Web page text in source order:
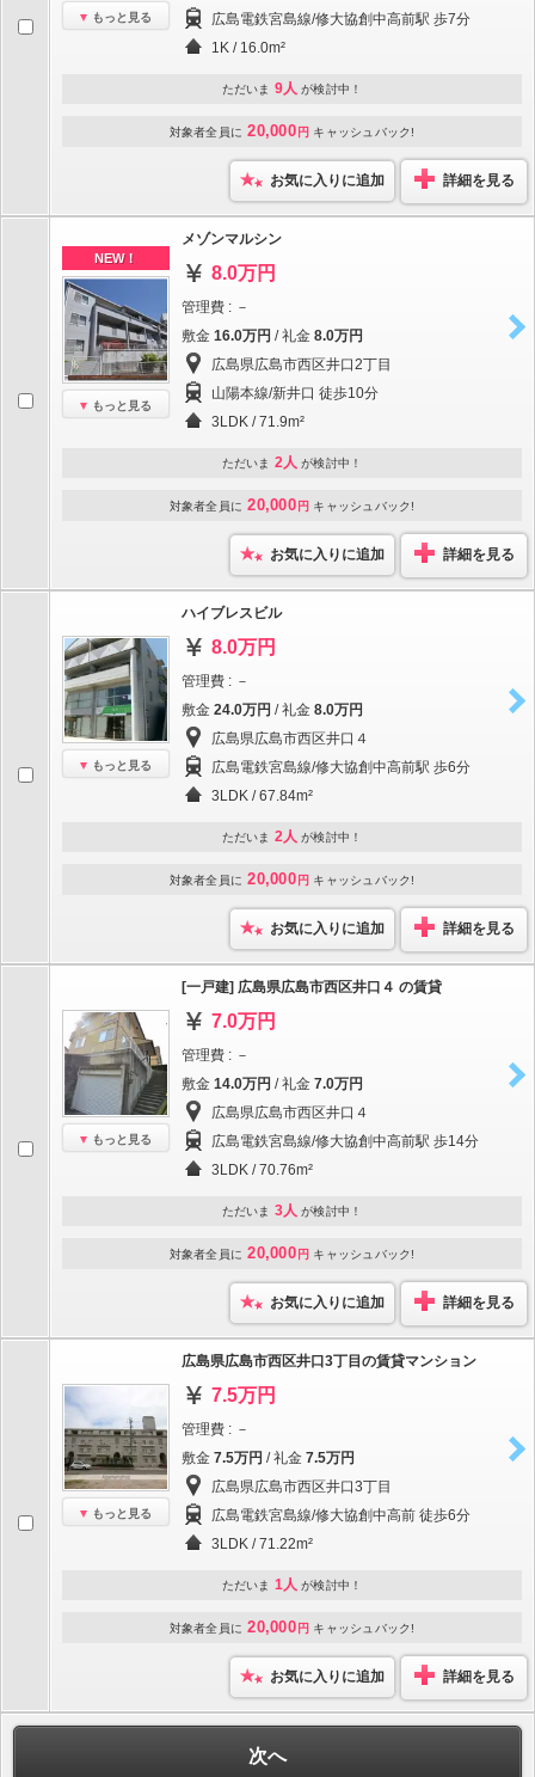
もっと見る
広島電鉄宮島線/修大協創中高前駅 歩7分
1K / 16.0m²
ただいま 9人 が検討中！
対象者全員に 20,000 円 キャッシュバック!
お気に入りに追加 詳細を見る
NEW！
もっと見る
メゾンマルシン
8.0万円
管理費 : －
敷金 16.0万円 / 礼金 8.0万円
広島県広島市西区井口2丁目
山陽本線/新井口 徒歩10分
3LDK / 71.9m²
ただいま 2人 が検討中！
対象者全員に 20,000 円 キャッシュバック!
お気に入りに追加 詳細を見る
もっと見る
ハイブレスビル
8.0万円
管理費 : －
敷金 24.0万円 / 礼金 8.0万円
広島県広島市西区井口４
広島電鉄宮島線/修大協創中高前駅 歩6分
3LDK / 67.84m²
ただいま 2人 が検討中！
対象者全員に 20,000 円 キャッシュバック!
お気に入りに追加 詳細を見る
もっと見る
[一戸建] 広島県広島市西区井口４ の賃貸
7.0万円
管理費 : －
敷金 14.0万円 / 礼金 7.0万円
広島県広島市西区井口４
広島電鉄宮島線/修大協創中高前駅 歩14分
3LDK / 70.76m²
ただいま 3人 が検討中！
対象者全員に 20,000 円 キャッシュバック!
お気に入りに追加 詳細を見る
もっと見る
広島県広島市西区井口3丁目の賃貸マンション
7.5万円
管理費 : －
敷金 7.5万円 / 礼金 7.5万円
広島県広島市西区井口3丁目
広島電鉄宮島線/修大協創中高前 徒歩6分
3LDK / 71.22m²
ただいま 1人 が検討中！
対象者全員に 20,000 円 キャッシュバック!
お気に入りに追加 詳細を見る
次へ